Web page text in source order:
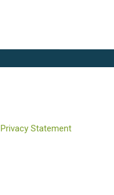
Privacy Statement